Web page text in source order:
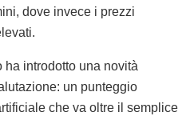
dove invece i prezzi
ha introdotto una novità
un punteggio
che va oltre il semplice